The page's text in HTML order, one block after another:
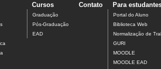
Cursos
Graduação
Pós-Graduação
EAD
Contato Para
Portal do Aluno
Biblioteca Web
Normalização de
GURI
MOODLE
MOODLE EAD